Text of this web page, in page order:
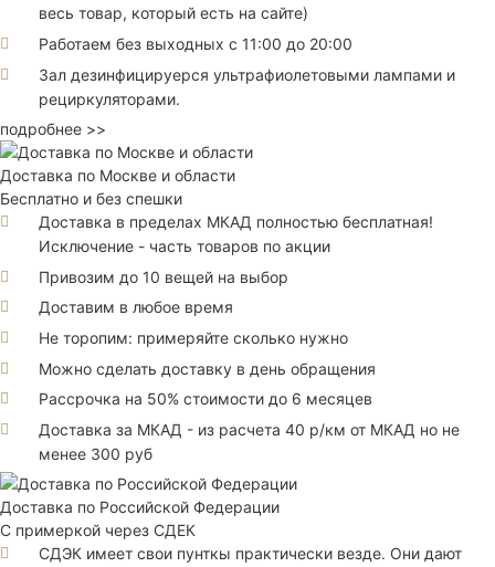
весь товар, который есть на сайте)
Работаем без выходных с 11:00 до 20:00
Зал дезинфицируерся ультрафиолетовыми лампами и
рециркуляторами.
подробнее >>
Доставка по Москве и области
Бесплатно и без спешки
Доставка в пределах МКАД полностью бесплатная!
Исключение - часть товаров по акции
Привозим до 10 вещей на выбор
Доставим в любое время
Не торопим: примеряйте сколько нужно
Можно сделать доставку в день обращения
Рассрочка на 50% стоимости до 6 месяцев
Доставка за МКАД - из расчета 40 р/км от МКАД но не
менее 300 руб
Доставка по Российской Федерации
С примеркой через СДЕК
СДЭК имеет свои пунткы практически везде. Они дают